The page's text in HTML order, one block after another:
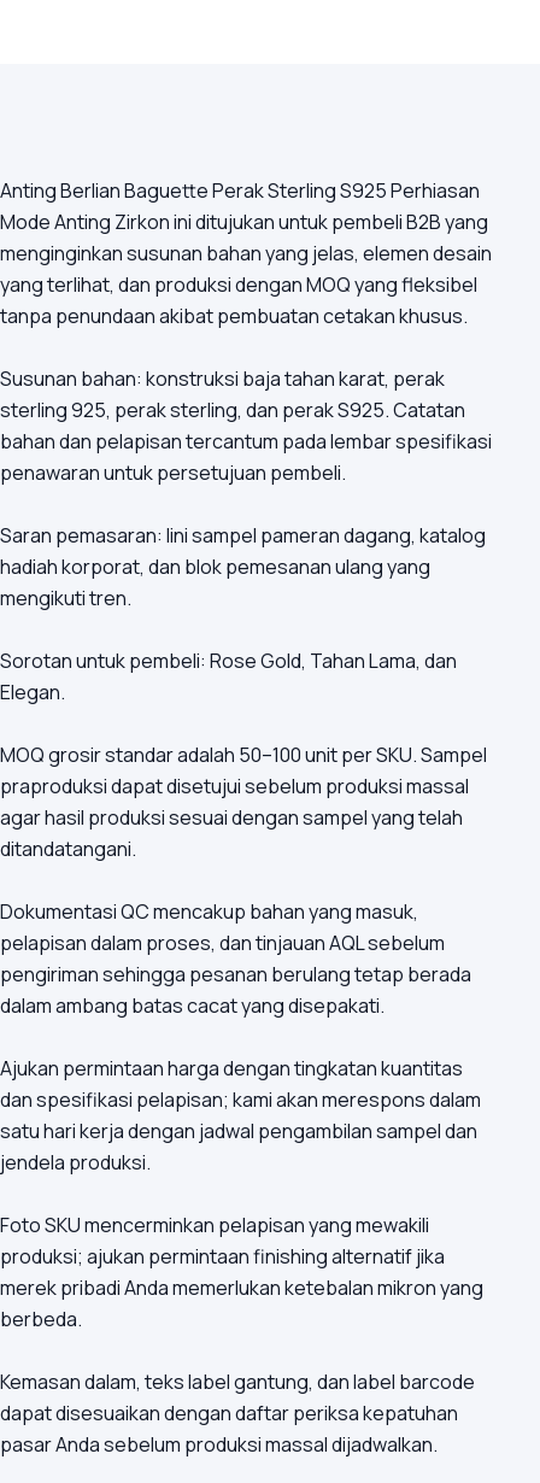
Anting Berlian Baguette Perak Sterling S925 Perhiasan
Mode Anting Zirkon ini ditujukan untuk pembeli B2B yang
menginginkan susunan bahan yang jelas, elemen desain
yang terlihat, dan produksi dengan MOQ yang fleksibel
tanpa penundaan akibat pembuatan cetakan khusus.
Susunan bahan: konstruksi baja tahan karat, perak
sterling 925, perak sterling, dan perak S925. Catatan
bahan dan pelapisan tercantum pada lembar spesifikasi
penawaran untuk persetujuan pembeli.
Saran pemasaran: lini sampel pameran dagang, katalog
hadiah korporat, dan blok pemesanan ulang yang
mengikuti tren.
Sorotan untuk pembeli: Rose Gold, Tahan Lama, dan
Elegan.
MOQ grosir standar adalah 50–100 unit per SKU. Sampel
praproduksi dapat disetujui sebelum produksi massal
agar hasil produksi sesuai dengan sampel yang telah
ditandatangani.
Dokumentasi QC mencakup bahan yang masuk,
pelapisan dalam proses, dan tinjauan AQL sebelum
pengiriman sehingga pesanan berulang tetap berada
dalam ambang batas cacat yang disepakati.
Ajukan permintaan harga dengan tingkatan kuantitas
dan spesifikasi pelapisan; kami akan merespons dalam
satu hari kerja dengan jadwal pengambilan sampel dan
jendela produksi.
Foto SKU mencerminkan pelapisan yang mewakili
produksi; ajukan permintaan finishing alternatif jika
merek pribadi Anda memerlukan ketebalan mikron yang
berbeda.
Kemasan dalam, teks label gantung, dan label barcode
dapat disesuaikan dengan daftar periksa kepatuhan
pasar Anda sebelum produksi massal dijadwalkan.